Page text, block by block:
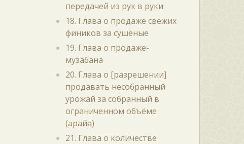
передачей из рук в руки
18. Глава о продаже свежих
фиников за сушёные
19. Глава о продаже-
музабана
20. Глава о [разрешении]
продавать несобранный
урожай за собранный в
ограниченном объёме
(арайа)
21. Глава о количестве